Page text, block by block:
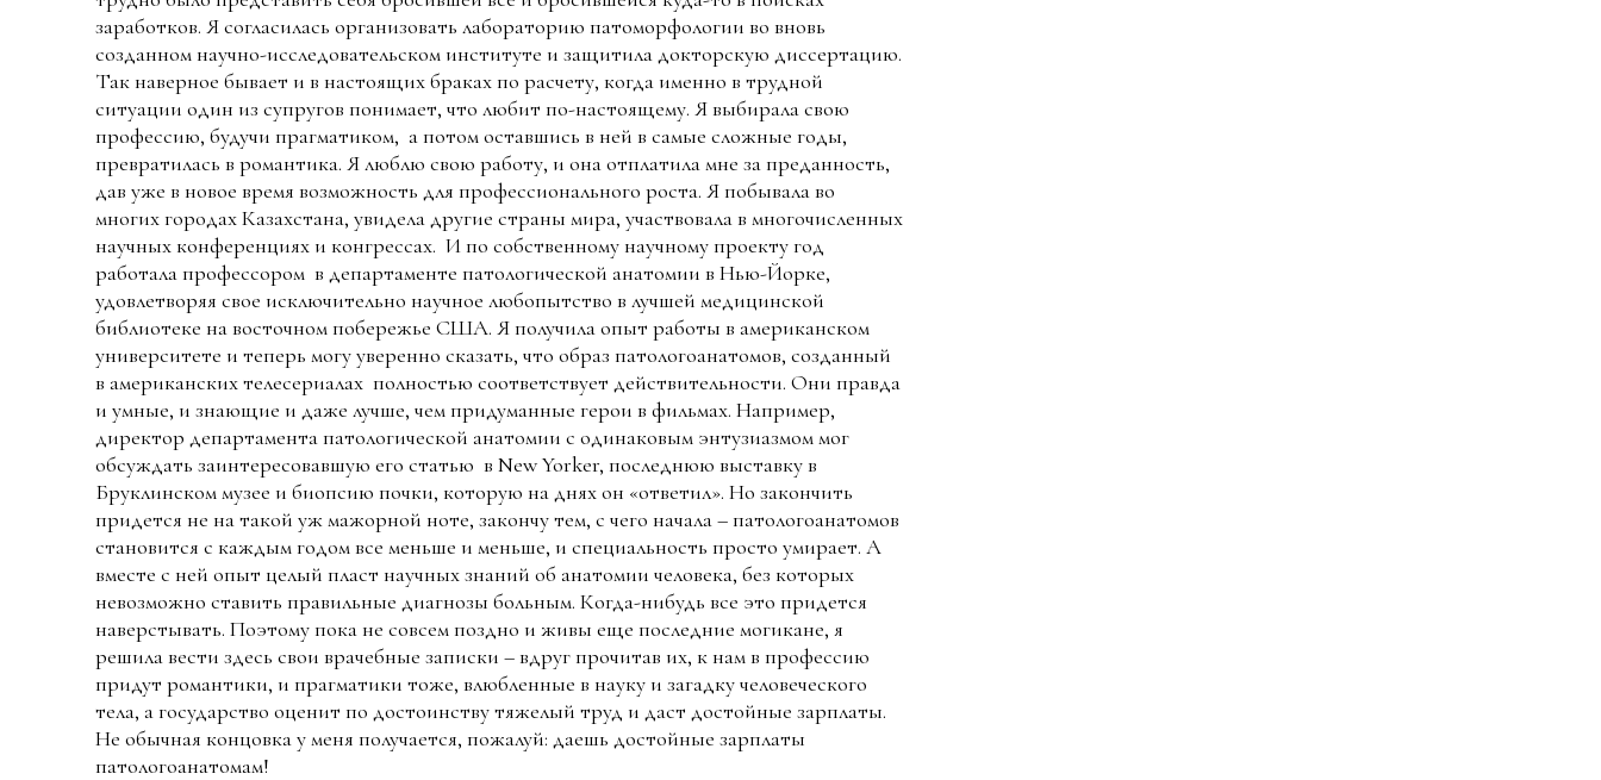
заработков. Я согласилась организовать лабораторию патоморфологии во вновь
созданном научно-исследовательском институте и защитила докторскую диссертацию.
Так наверное бывает и в настоящих браках по расчету, когда именно в трудной
ситуации один из супругов понимает, что любит по-настоящему. Я выбирала свою
профессию, будучи прагматиком, а потом оставшись в ней в самые сложные годы,
превратилась в романтика. Я люблю свою работу, и она отплатила мне за преданность,
дав уже в новое время возможность для профессионального роста. Я побывала во
многих городах Казахстана, увидела другие страны мира, участвовала в многочисленных
научных конференциях и конгрессах. И по собственному научному проекту год
работала профессором в департаменте патологической анатомии в Нью-Йорке,
удовлетворяя свое исключительно научное любопытство в лучшей медицинской
библиотеке на восточном побережье США. Я получила опыт работы в американском
университете и теперь могу уверенно сказать, что образ патологоанатомов, созданный
в американских телесериалах полностью соответствует действительности. Они правда
и умные, и знающие и даже лучше, чем придуманные герои в фильмах. Например,
директор департамента патологической анатомии с одинаковым энтузиазмом мог
обсуждать заинтересовавшую его статью в New Yorker, последнюю выставку в
Бруклинском музее и биопсию почки, которую на днях он «ответил». Но закончить
придется не на такой уж мажорной ноте, закончу тем, с чего начала – патологоанатомов
становится с каждым годом все меньше и меньше, и специальность просто умирает. А
вместе с ней опыт целый пласт научных знаний об анатомии человека, без которых
невозможно ставить правильные диагнозы больным. Когда-нибудь все это придется
наверстывать. Поэтому пока не совсем поздно и живы еще последние могикане, я
решила вести здесь свои врачебные записки – вдруг прочитав их, к нам в профессию
придут романтики, и прагматики тоже, влюбленные в науку и загадку человеческого
тела, а государство оценит по достоинству тяжелый труд и даст достойные зарплаты.
Не обычная концовка у меня получается, пожалуй: даешь достойные зарплаты
патологоанатомам!